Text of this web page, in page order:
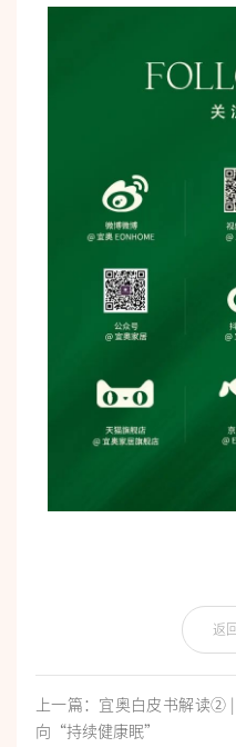
返
上一篇：宜奥白皮书解读
向“持续健康眠”